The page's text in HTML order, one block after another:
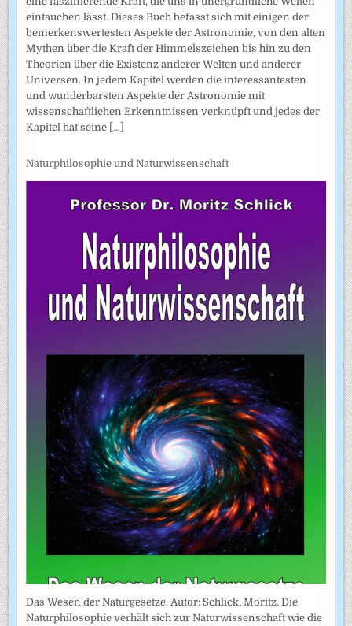
eintauchen lässt. Dieses Buch befasst sich mit einigen der
bemerkenswertesten Aspekte der Astronomie, von den alten
Mythen über die Kraft der Himmelszeichen bis hin zu den
Theorien über die Existenz anderer Welten und anderer
Universen. In jedem Kapitel werden die interessantesten
und wunderbarsten Aspekte der Astronomie mit
wissenschaftlichen Erkenntnissen verknüpft und jedes der
Kapitel hat seine [...]
Naturphilosophie und Naturwissenschaft
Das Wesen der Naturgesetze. Autor: Schlick, Moritz. Die
Naturphilosophie verhält sich zur Naturwissenschaft wie die